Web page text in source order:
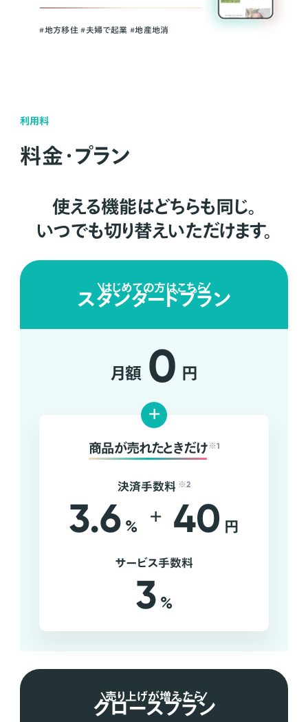
#地方移住 #夫婦で起業 #地産地消
利用料
料金・プラン
使える機能はどちらも同じ。
いつでも切り替えいただけます。
はじめての方はこちら
スタンダードプラン
月額 0 円
+
商品が売れたときだけ ※1
決済手数料 ※2
3.6 % + 40 円
サービス手数料
3 %
売り上げが増えたら
グロースプラン